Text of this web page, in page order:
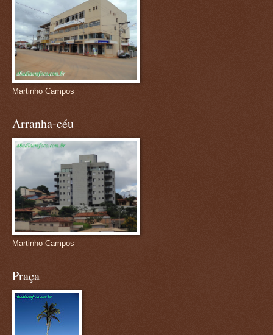
Martinho Campos
Arranha-céu
Martinho Campos
Praça